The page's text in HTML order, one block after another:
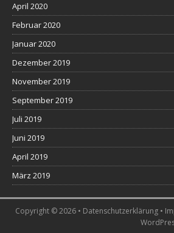
April 2020
Februar 2020
Januar 2020
Dezember 2019
November 2019
September 2019
Juli 2019
Juni 2019
April 2019
März 2019
Copyright © 2026 • Datenschutzerklärung •